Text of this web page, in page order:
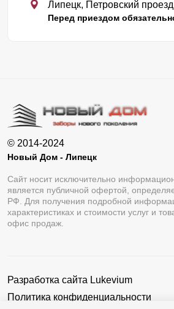
Липецк, Петровский
Перед приездом
© 2014-2024
Новый Дом - Липецк
Сайт носит исключительно
является публичной офертой,
РФ. Для получения подробной
характеристиках и стоимости услуг и
офис продаж.
Разработка сайта Lukevium
Политика конфиденциальности